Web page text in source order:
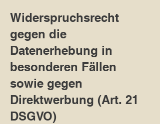
Widerspruchsrecht
gegen die
Datenerhebung in
besonderen Fällen
sowie gegen
Direktwerbung (Art. 21
DSGVO)